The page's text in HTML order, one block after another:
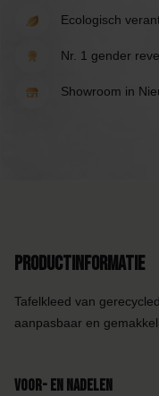
Ecologisch
Nr. 1 gender
Showroom in
Productinformatie
Tafelkleed van
aanpasbaar en
Voor- en nadelen